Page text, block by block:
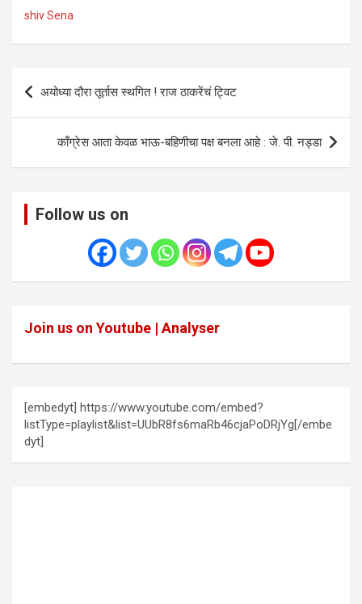
shiv Sena
Post
navigation
अयोध्या दौरा तूर्तास स्थगित ! राज ठाकरेंचं ट्विट
काँग्रेस आता केवळ भाऊ-बहिणीचा पक्ष बनला आहे : जे. पी. नड्डा
Follow us on
Join us on Youtube | Analyser
[embedyt] https://www.youtube.com/embed?
listType=playlist&list=UUbR8fs6maRb46cjaPoDRjYg[/embe
dyt]